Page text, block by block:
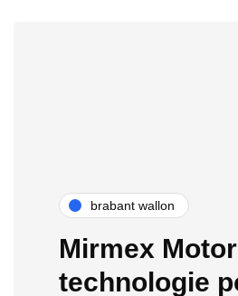
brabant wallon
Mirmex
technologie